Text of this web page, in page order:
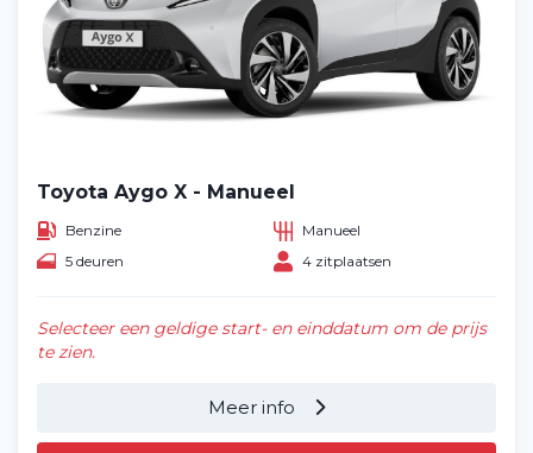
Toyota Aygo X - Manueel
Benzine
Manueel
5 deuren
4 zitplaatsen
Selecteer een geldige start- en einddatum om de prijs
te zien.
Meer info